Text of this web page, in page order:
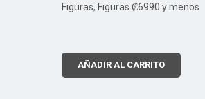
Figuras, Figuras ₡6990 y menos
AÑADIR AL CARRITO